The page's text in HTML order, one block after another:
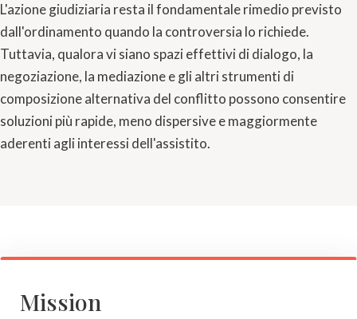
L'azione giudiziaria resta il fondamentale rimedio previsto
dall'ordinamento quando la controversia lo richiede.
Tuttavia, qualora vi siano spazi effettivi di dialogo, la
negoziazione, la mediazione e gli altri strumenti di
composizione alternativa del conflitto possono consentire
soluzioni più rapide, meno dispersive e maggiormente
aderenti agli interessi dell'assistito.
Mission